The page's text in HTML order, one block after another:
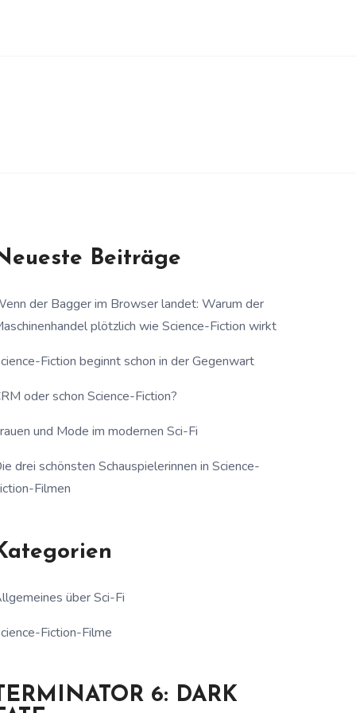
Beiträge
der Bagger im Browser landet: Warum der
plötzlich wie Science-Fiction wirkt
Fiction beginnt schon in der Gegenwart
oder schon Science-Fiction?
und Mode im modernen Sci-Fi
drei schönsten Schauspielerinnen in Science-
Filmen
über Sci-Fi
Fiction-Filme
6: DARK